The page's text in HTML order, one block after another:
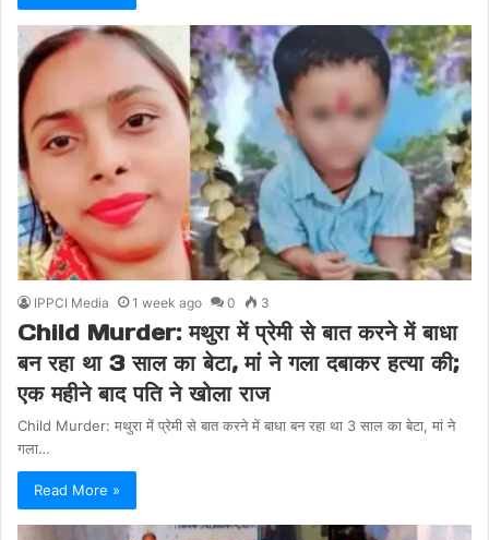
IPPCI Media 1 week ago 0 3
Child Murder: मथुरा में प्रेमी से बात करने में बाधा
बन रहा था 3 साल का बेटा, मां ने गला दबाकर हत्या की;
एक महीने बाद पति ने खोला राज
Child Murder: मथुरा में प्रेमी से बात करने में बाधा बन रहा था 3 साल का बेटा, मां ने
गला…
Read More »